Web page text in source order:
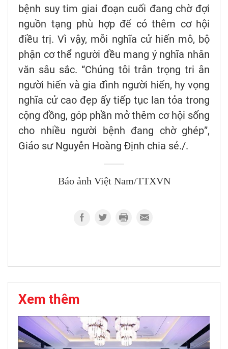
bệnh suy tim giai đoạn cuối đang chờ đợi
nguồn tạng phù hợp để có thêm cơ hội
điều trị. Vì vậy, mỗi nghĩa cử hiến mô, bộ
phận cơ thể người đều mang ý nghĩa nhân
văn sâu sắc. “Chúng tôi trân trọng tri ân
người hiến và gia đình người hiến, hy vọng
nghĩa cử cao đẹp ấy tiếp tục lan tỏa trong
cộng đồng, góp phần mở thêm cơ hội sống
cho nhiều người bệnh đang chờ ghép”,
Giáo sư Nguyễn Hoàng Định chia sẻ./.
Báo ảnh Việt Nam/TTXVN
Xem thêm